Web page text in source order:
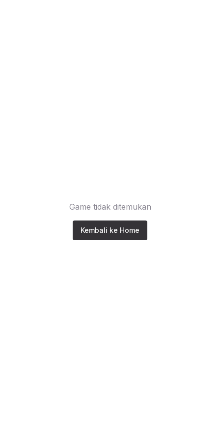
Game tidak ditemukan
Kembali ke Home